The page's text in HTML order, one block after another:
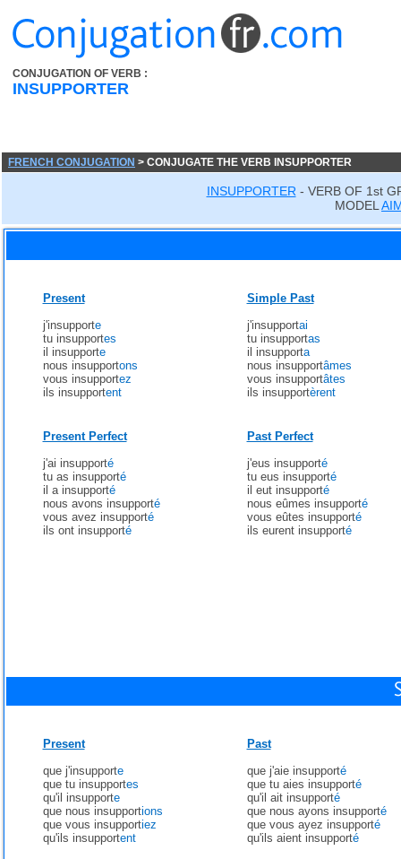
CONJUGATION OF VERB :
INSUPPORTER
FRENCH CONJUGATION > CONJUGATE THE VERB INSUPPORTER
INSUPPORTER - VERB OF 1st
MODEL
Present
j'insupporte
tu insupportes
il insupporte
nous insupportons
vous insupportez
ils insupportent
Simple Past
j'insupportai
tu insupportas
il insupporta
nous insupportâmes
vous insupportâtes
ils insupportèrent
Present Perfect
j'ai insupporté
tu as insupporté
il a insupporté
nous avons insupporté
vous avez insupporté
ils ont insupporté
Past Perfect
j'eus insupporté
tu eus insupporté
il eut insupporté
nous eûmes insupporté
vous eûtes insupporté
ils eurent insupporté
Present
que j'insupporte
que tu insupportes
qu'il insupporte
que nous insupportions
que vous insupportiez
qu'ils insupportent
Past
que j'aie insupporté
que tu aies insupporté
qu'il ait insupporté
que nous ayons insupporté
que vous ayez insupporté
qu'ils aient insupporté